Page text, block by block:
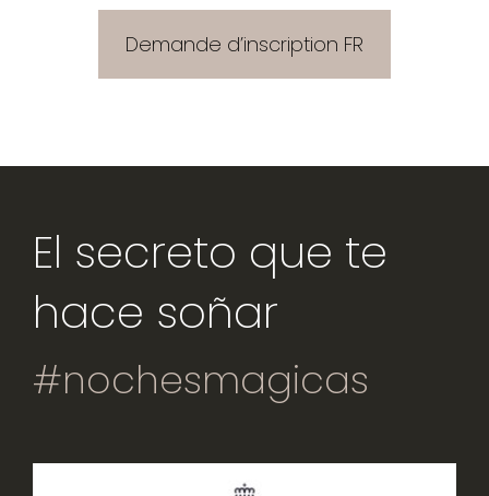
Demande d’inscription FR
El secreto que te
hace soñar
#nochesmagicas